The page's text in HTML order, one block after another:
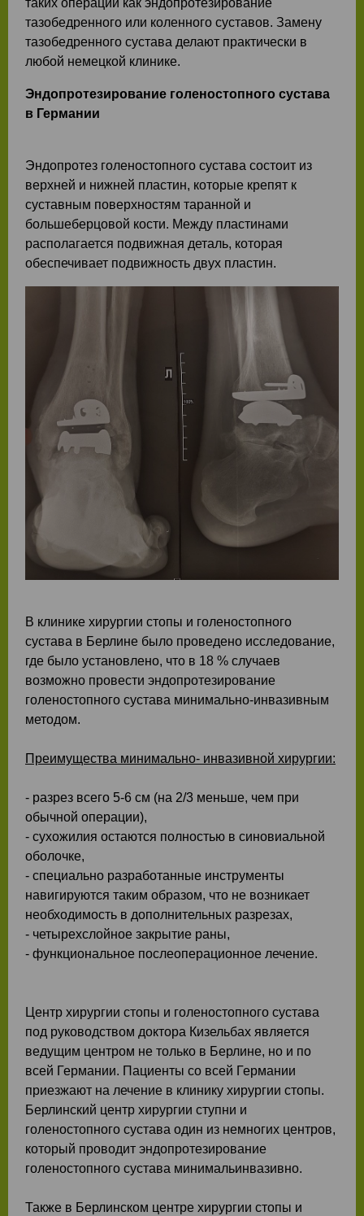
таких операций как эндопротезирование
тазобедренного или коленного суставов. Замену
тазобедренного сустава делают практически в
любой немецкой клинике.
Эндопротезирование голеностопного сустава
в Германии
Эндопротез голеностопного сустава состоит из
верхней и нижней пластин, которые крепят к
суставным поверхностям таранной и
большеберцовой кости. Между пластинами
располагается подвижная деталь, которая
обеспечивает подвижность двух пластин.
В клинике хирургии стопы и голеностопного
сустава в Берлине было проведено исследование,
где было установлено, что в 18 % случаев
возможно провести эндопротезирование
голеностопного сустава минимально-инвазивным
методом.
Преимущества минимально- инвазивной хирургии:
- разрез всего 5-6 см (на 2/3 меньше, чем при
обычной операции),
- сухожилия остаются полностью в синовиaльной
оболочке,
- специально разработанные инструменты
навигируются таким образом, что не возникает
необходимость в дополнительных разрезах,
- четырехслойное закрытие раны,
- функциональное послеоперационное лечение.
Центр хирургии стопы и голеностопного сустава
под руководством доктора Кизельбах является
ведущим центром не только в Берлине, но и по
всей Германии. Пациенты со всей Германии
приезжают на лечение в клинику хирургии стопы.
Берлинский центр хирургии ступни и
голеностопного сустава один из немногих центров,
который проводит эндопротезирование
голеностопного сустава минимальинвазивно.
Также в Берлинском центре хирургии стопы и